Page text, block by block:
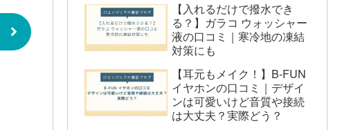
レンタカーと公共交通機関、どちら
がおすすめ？
東北旅行の際の注意点は？
まとめ：充実の東北2泊3日旅行を楽し
もう！
1. 効率的な移動と観光スポット選び
【入れるだけで撥水でき
る？】ガラコ ウォッシャー
液の口コミ｜寒冷地の凍結
対策にも
【耳元もメイク！】B-FUN
イヤホンの口コミ｜デザイ
ンは可愛いけど音質や接続
は大丈夫？実際どう？